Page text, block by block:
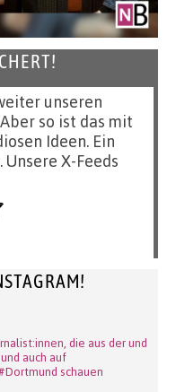
unseren
so ist das mit
Ideen. Ein
X-Feeds
die aus der und
auch auf
schauen